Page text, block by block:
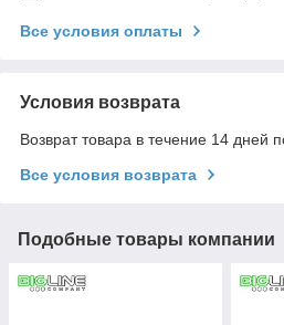
Все условия оплаты
Условия возврата
Возврат товара в течение 14 дней
Все условия возврата
Подобные товары компании